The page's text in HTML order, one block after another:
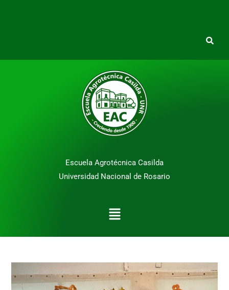
Escuela Agrotécnica Casilda
Universidad Nacional de Rosario